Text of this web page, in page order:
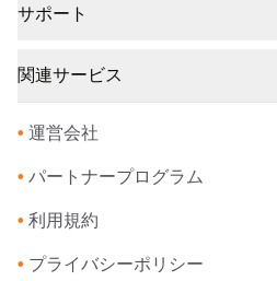
サポート
関連サービス
• 運営会社
• パートナープログラム
• 利用規約
• プライバシーポリシー